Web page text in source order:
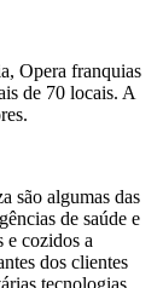
Opera franquias
de 70 locais. A
são algumas das
de saúde e
e cozidos a
dos clientes
tecnologias